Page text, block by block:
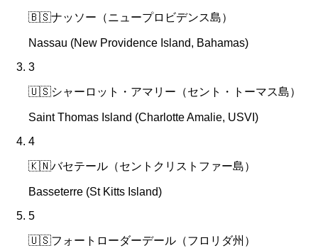
🇧🇸ナッソー（ニュープロビデンス島）
Nassau (New Providence Island, Bahamas)
3
🇺🇸シャーロット・アマリー（セント・トーマス島）
Saint Thomas Island (Charlotte Amalie, USVI)
4
🇰🇳バセテール（セントクリストファー島）
Basseterre (St Kitts Island)
5
🇺🇸フォートローダーデール（フロリダ州）